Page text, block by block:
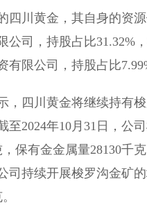
四川黄金，其自身的资
公司，持股占比31.32%
有限公司，持股占比
，四川黄金将继续持有
至2024年10月31日，公
保有金金属量28130千
司持续开展梭罗沟金矿